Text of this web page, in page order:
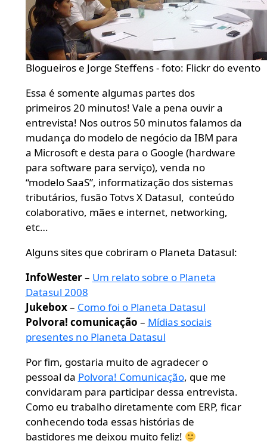
Blogueiros e Jorge Steffens - foto: Flickr do evento
Essa é somente algumas partes dos
primeiros 20 minutos! Vale a pena ouvir a
entrevista! Nos outros 50 minutos falamos da
mudança do modelo de negócio da IBM para
a Microsoft e desta para o Google (hardware
para software para serviço), venda no
“modelo SaaS”, informatização dos sistemas
tributários, fusão Totvs X Datasul, conteúdo
colaborativo, mães e internet, networking,
etc…
Alguns sites que cobriram o Planeta Datasul:
InfoWester– Um relato sobre o Planeta
Datasul 2008
Jukebox– Como foi o Planeta Datasul
Polvora! comunicação – Mídias sociais
presentes no Planeta Datasul
Por fim, gostaria muito de agradecer o
pessoal da Polvora! Comunicação, que me
convidaram para participar dessa entrevista.
Como eu trabalho diretamente com ERP, ficar
conhecendo toda essas histórias de
bastidores me deixou muito feliz!